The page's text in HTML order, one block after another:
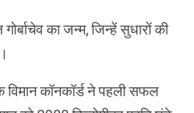
का जन्म, जिन्हें सुधारों की
कॉनकॉर्ड ने पहली सफल